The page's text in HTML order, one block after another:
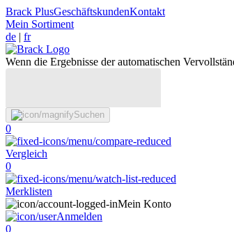
Brack PlusGeschäftskundenKontakt
Mein Sortiment
de | fr
Wenn die Ergebnisse der automatischen
Suchen
0
Vergleich
0
Merklisten
Mein Konto
Anmelden
0